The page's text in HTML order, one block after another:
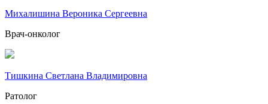
Михалишина Вероника Сергеевна
Врач-онколог
Тишкина Светлана Владимировна
Ратолог